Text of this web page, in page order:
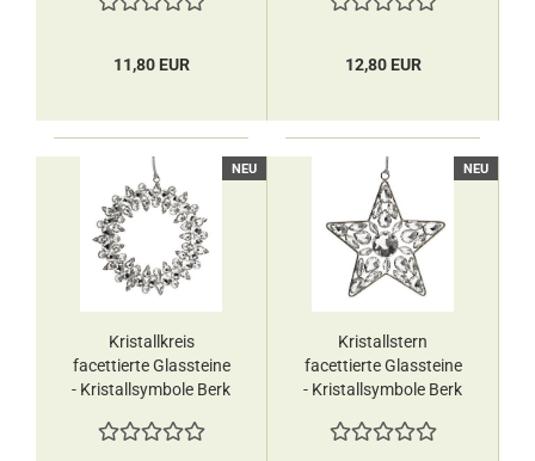
11,80 EUR 12,80 EUR
NEU
Kristallkreis
facettierte Glassteine
- Kristallsymbole Berk
NEU
Kristallstern
facettierte Glassteine
- Kristallsymbole Berk